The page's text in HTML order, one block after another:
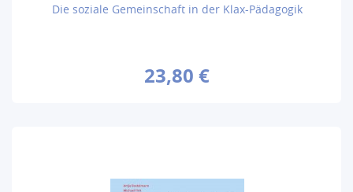
Die soziale Gemeinschaft in der Klax-Pädagogik
23,80 €